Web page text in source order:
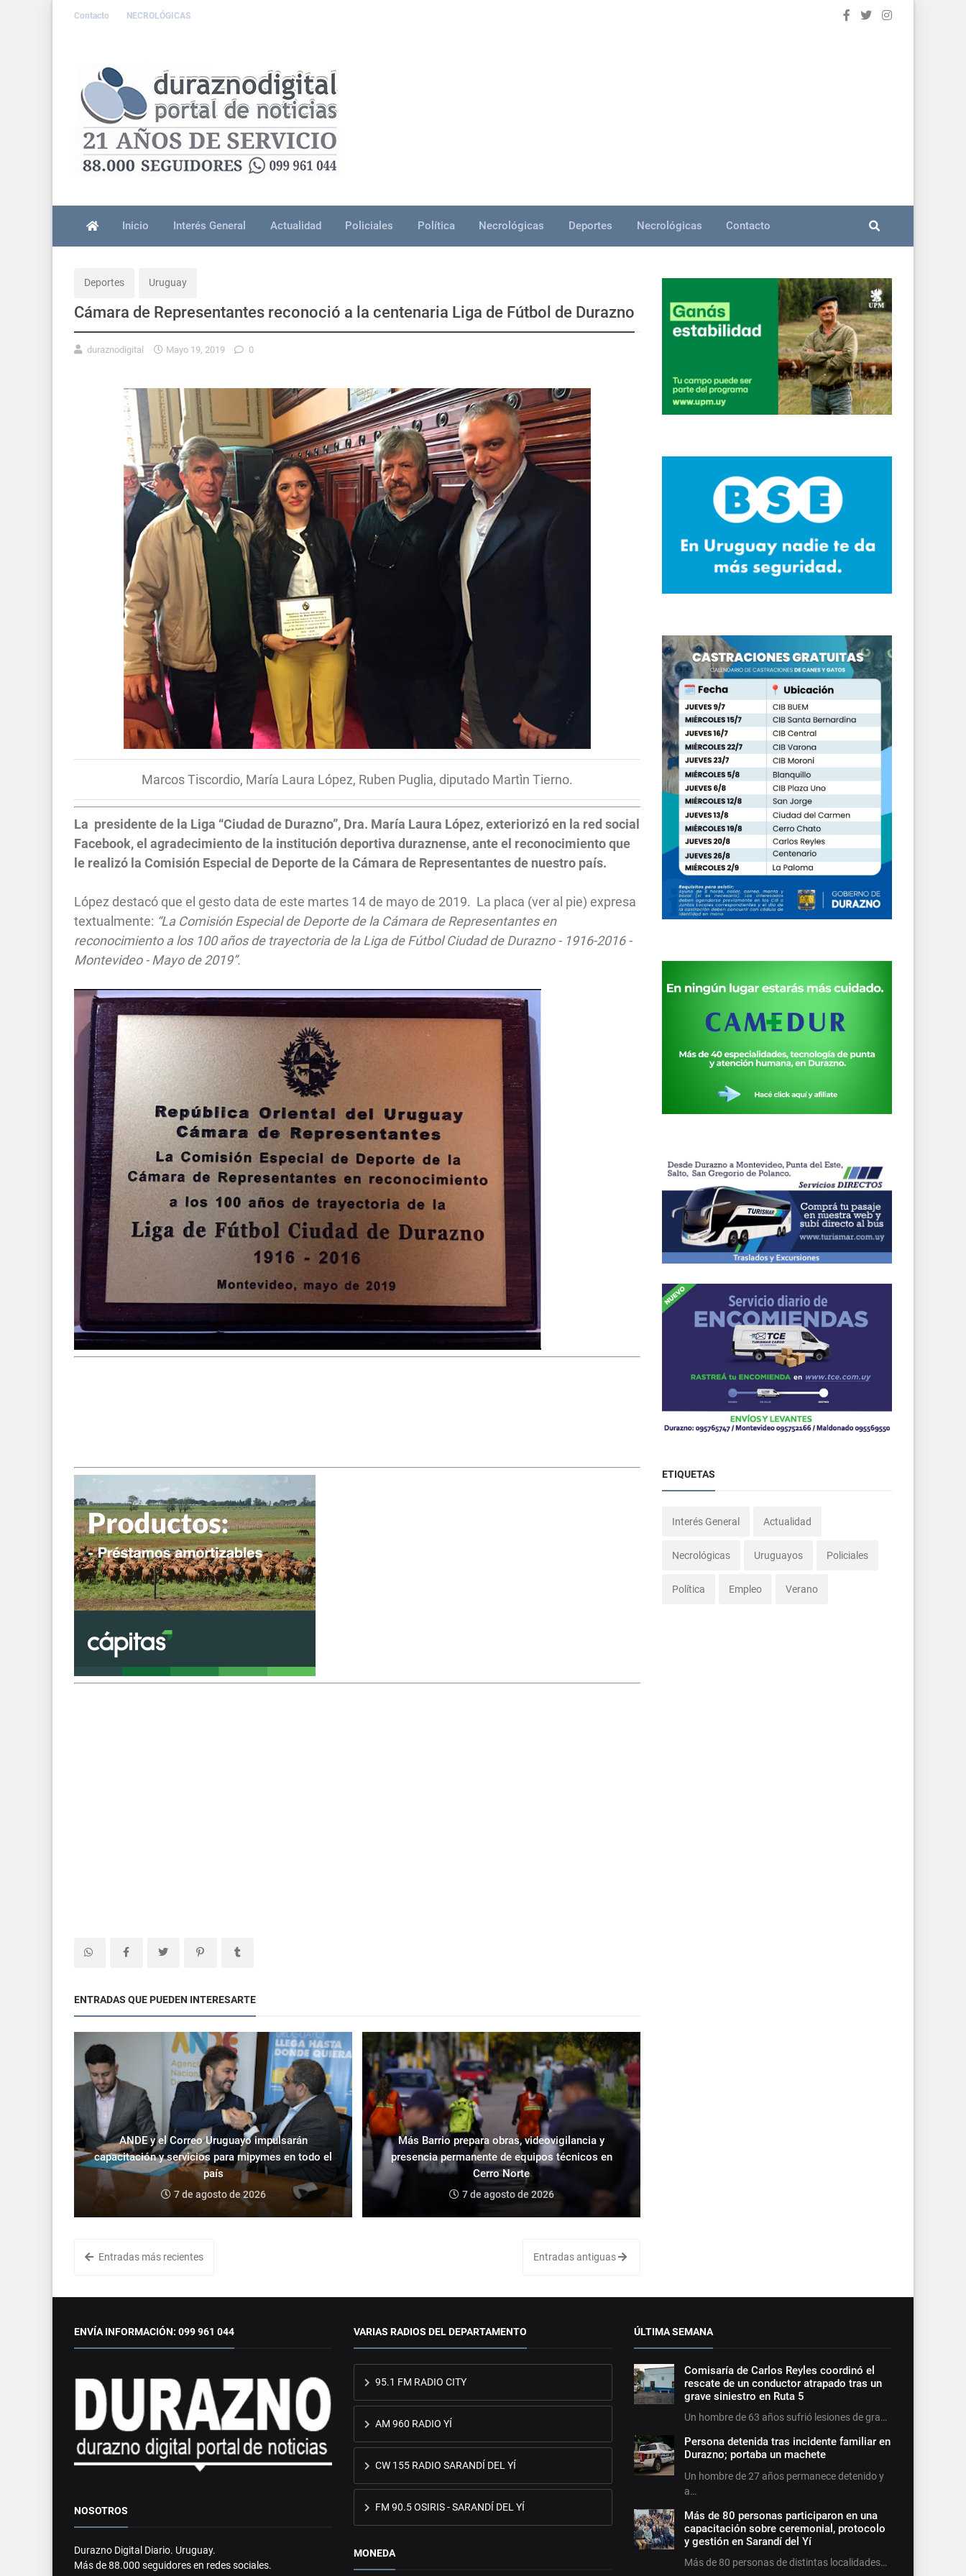
Contacto NECROLÓGICAS
Inicio Interés General Actualidad Policiales Política Necrológicas Deportes Necrológicas Contacto
Deportes Uruguay
Cámara de Representantes reconoció a la centenaria Liga de Fútbol de Durazno
duraznodigital Mayo 19, 2019 0
Marcos Tiscordio, María Laura López, Ruben Puglia, diputado Martìn Tierno.
La presidente de la Liga “Ciudad de Durazno”, Dra. María Laura López, exteriorizó en la red social
Facebook, el agradecimiento de la institución deportiva duraznense, ante el reconocimiento que
le realizó la Comisión Especial de Deporte de la Cámara de Representantes de nuestro país.
López destacó que el gesto data de este martes 14 de mayo de 2019. La placa (ver al pie) expresa
textualmente: “La Comisión Especial de Deporte de la Cámara de Representantes en
reconocimiento a los 100 años de trayectoria de la Liga de Fútbol Ciudad de Durazno - 1916-2016 -
Montevideo - Mayo de 2019”.
ENTRADAS QUE PUEDEN INTERESARTE
ANDE y el Correo Uruguayo impulsarán
capacitación y servicios para mipymes en todo el
país
7 de agosto de 2026
Más Barrio prepara obras, videovigilancia y
presencia permanente de equipos técnicos en
Cerro Norte
7 de agosto de 2026
Entradas más recientes Entradas antiguas
ETIQUETAS
Interés General Actualidad
Necrológicas Uruguayos Policiales
Política Empleo Verano
ENVÍA INFORMACIÓN: 099 961 044
NOSOTROS
Durazno Digital Diario. Uruguay.
Más de 88.000 seguidores en redes sociales.
VARIAS RADIOS DEL DEPARTAMENTO
95.1 FM RADIO CITY
AM 960 RADIO YÍ
CW 155 RADIO SARANDÍ DEL YÍ
FM 90.5 OSIRIS - SARANDÍ DEL YÍ
MONEDA
ÚLTIMA SEMANA
Comisaría de Carlos Reyles coordinó el
rescate de un conductor atrapado tras un
grave siniestro en Ruta 5
Un hombre de 63 años sufrió lesiones de gra…
Persona detenida tras incidente familiar en
Durazno; portaba un machete
Un hombre de 27 años permanece detenido y
a…
Más de 80 personas participaron en una
capacitación sobre ceremonial, protocolo
y gestión en Sarandí del Yí
Más de 80 personas de distintas localidades…